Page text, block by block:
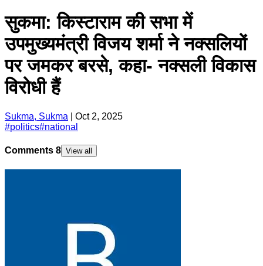
सुकमा: किस्टाराम की सभा में
उपमुख्यमंत्री विजय शर्मा ने नक्सलियों
पर जमकर बरसे, कहा- नक्सली विकास
विरोधी हैं
Sukma, Sukma
Oct 2, 2025
#politics#national
Comments 8 View all